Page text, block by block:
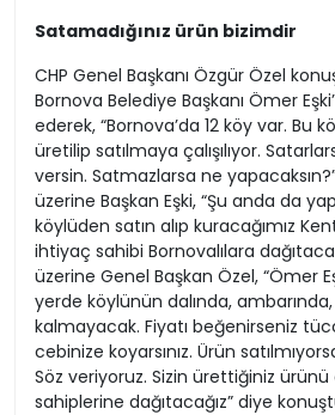
Satamadığınız ürün bizimdir
CHP Genel Başkanı Özgür Özel
Bornova Belediye Başkanı Ömer
ederek, “Bornova’da 12 köy var. Bu
üretilip satılmaya çalışılıyor.
versin. Satmazlarsa ne
üzerine Başkan Eşki, “Şu anda da
köylüden satın alıp kuracağımız
ihtiyaç sahibi Bornovalılara
üzerine Genel Başkan Özel, “Ömer
yerde köylünün dalında,
kalmayacak. Fiyatı beğenirseniz
cebinize koyarsınız. Ürün
Söz veriyoruz. Sizin ürettiğiniz
sahiplerine dağıtacağız” diye